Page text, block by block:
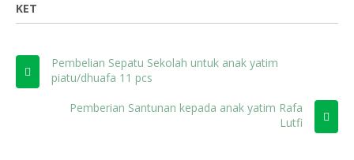
KET
Pembelian Sepatu Sekolah untuk anak yatim
piatu/dhuafa 11 pcs
Pemberian Santunan kepada anak yatim Rafa
Lutfi